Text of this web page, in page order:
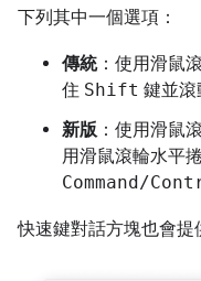
下列其中一個選項：
傳統：使用滑鼠
住 Shift 鍵並滾
新版：使用滑鼠
用滑鼠滾輪水平
Command/
快速鍵對話方塊也會提